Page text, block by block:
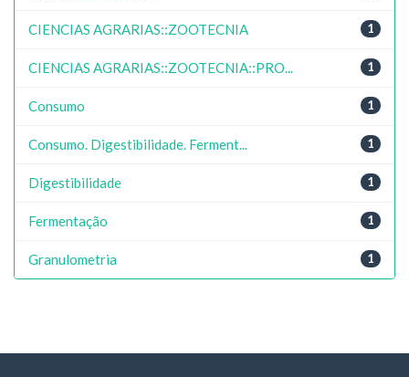
1
CIENCIAS AGRARIAS::ZOOTECNIA
1
CIENCIAS AGRARIAS::ZOOTECNIA::PRO...
1
Consumo
1
Consumo. Digestibilidade. Ferment...
1
Digestibilidade
1
Fermentação
1
Granulometria